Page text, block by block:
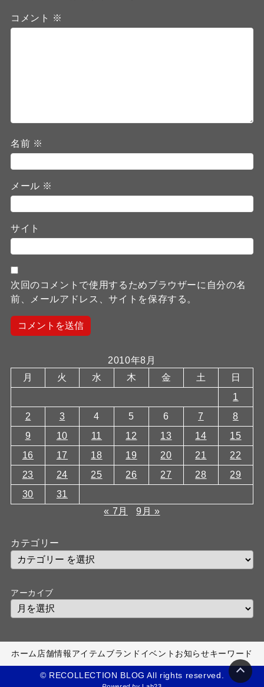
コメント ※
名前 ※
メール ※
サイト
次回のコメントで使用するためブラウザーに自分の名
前、メールアドレス、サイトを保存する。
2010年8月
月
火 水 木 金 土
日
1
2
3 4 5 6 7
8
9
10 11 12 13 14
15
16
17 18 19 20 21
22
23
24 25 26 27 28
29
30
31
« 7月
9月 »
カテゴリー
アーカイブ
ホーム 店舗情報アイテムブランド イベント お知らせキーワード
© RECOLLECTION BLOG All rights reserved.